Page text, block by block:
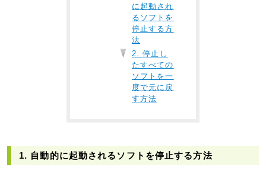
に起動され
るソフトを
停止する方
法
2. 停止し
たすべての
ソフトを一
度で元に戻
す方法
1. 自動的に起動されるソフトを停止する方法